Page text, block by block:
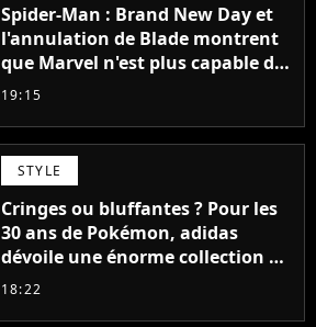
Spider-Man : Brand New Day et
l'annulation de Blade montrent
que Marvel n'est plus capable de
faire quoi que ce soit de simple
19:15
STYLE
Cringes ou bluffantes ? Pour les
30 ans de Pokémon, adidas
dévoile une énorme collection de
sneakers et je ne sais pas quoi en
18:22